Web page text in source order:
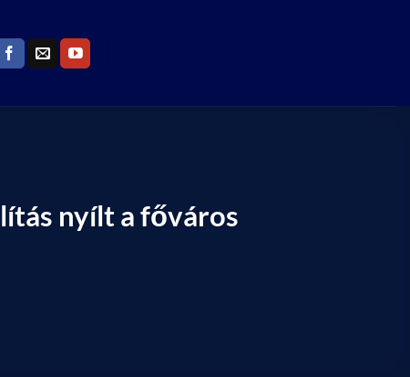
nyílt a főváros